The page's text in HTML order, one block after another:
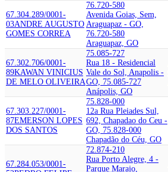
67.304.289/0001-
03ANDRE AUGUSTO
GOMES CORREA
76.720-580
Avenida Goias, Sem,
Araguapaz - GO,
76.720-580
Araguapaz, GO
67.302.706/0001-
89KAWAN VINICIUS
DE MELO OLIVEIRA
75.085-727
Rua 18 - Residencial
Vale do Sol, Anapolis -
GO, 75.085-727
Anápolis, GO
67.303.227/0001-
87EMERSON LOPES
DOS SANTOS
75.828-000
12a Rua Pleiades Sul,
692, Chapadao do Ceu -
GO, 75.828-000
Chapadão do Céu, GO
67.284.053/0001-
72.874-210
Rua Porto Alegre, 4 -
Parque Marajo,